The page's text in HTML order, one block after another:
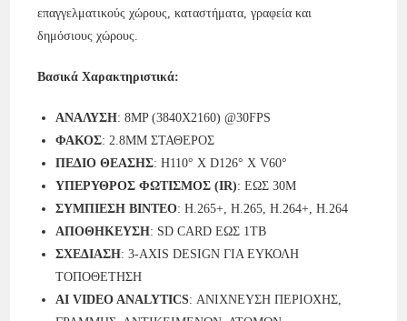
επαγγελματικούς χώρους, καταστήματα, γραφεία και
δημόσιους χώρους.
Βασικά Χαρακτηριστικά:
ΑΝΑΛΥΣΗ: 8MP (3840X2160) @30FPS
ΦΑΚΟΣ: 2.8MM ΣΤΑΘΕΡΟΣ
ΠΕΔΙΟ ΘΕΑΣΗΣ: H110° X D126° X V60°
ΥΠΕΡΥΘΡΟΣ ΦΩΤΙΣΜΟΣ (IR): ΕΩΣ 30M
ΣΥΜΠΙΕΣΗ ΒΙΝΤΕΟ: H.265+, H.265, H.264+, H.264
ΑΠΟΘΗΚΕΥΣΗ: SD CARD ΕΩΣ 1TB
ΣΧΕΔΙΑΣΗ: 3-AXIS DESIGN ΓΙΑ ΕΥΚΟΛΗ
ΤΟΠΟΘΕΤΗΣΗ
AI VIDEO ANALYTICS: ΑΝΙΧΝΕΥΣΗ ΠΕΡΙΟΧΗΣ,